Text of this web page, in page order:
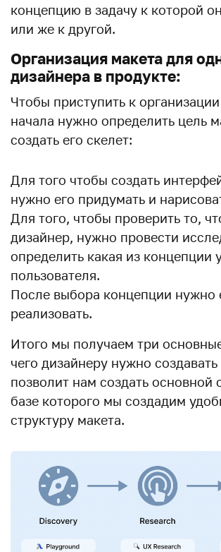
концепцию в задачу к которой
или же к другой.
Организация макета для
дизайнера в продукте:
Чтобы приступить к
начала нужно определить цель
создать его скелет:
Для того чтобы создать
нужно его придумать и
Для того, чтобы проверить то,
дизайнер, нужно провести
определить какая из концепции
пользователя.
После выбора концепции нужно
реализовать.
Итого мы получаем три
чего дизайнеру нужно создавать
позволит нам создать основной
базе которого мы создадим
структуру макета.